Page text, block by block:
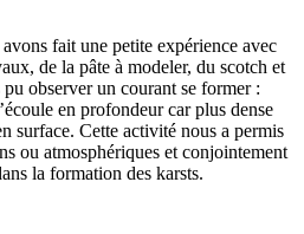
fait une petite expérience avec
de la pâte à modeler, du scotch et
observer un courant se former :
en profondeur car plus dense
surface. Cette activité nous a permis
ou atmosphériques et conjointement
la formation des karsts.